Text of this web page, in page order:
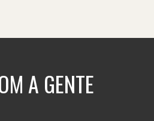
A GENTE